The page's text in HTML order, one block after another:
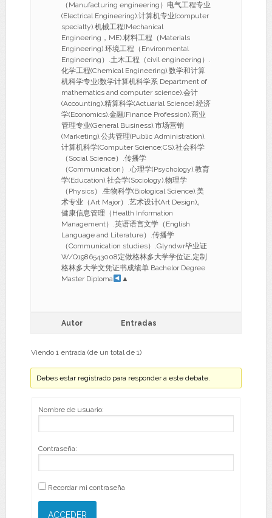
（Manufacturing engineering）电气工程专业
(Electrical Engineering).计算机专业(computer
specialty).机械工程(Mechanical
Engineering，ME).材料工程（Materials
Engineering).环境工程（Environmental
Engineering）.土木工程（civil engineering）.
化学工程(Chemical Engineering).数学和计算
机科学专业(数学计算机科学系 Department of
mathematics and computer science).会计
(Accounting).精算科学(Actuarial Science).经济
学(Economics).金融(Finance Profession).商业
管理专业(General Business).市场营销
(Marketing).公共管理(Public Administration).
计算机科学(Computer Science;CS).社会科学
（Social Science）.传播学
（Communication）.心理学(Psychology).教育
学(Education).社会学(Sociology).物理学
（Physics）.生物科学(Biological Science).美
术专业（Art Major）.艺术设计(Art Design)。
健康信息管理（Health Information
Management）.英语语言文学（English
Language and Literature）.传播学
（Communication studies）.Glyndwr毕业证
W/Q1986543008定做格林多大学学位证,定制
格林多大学文凭证书成绩单 Bachelor Degree
Master Diploma
▲
Autor Entradas
Viendo 1 entrada (de un total de 1)
Debes estar registrado para responder a este debate.
Nombre de usuario:
Contraseña:
Recordar mi contraseña
ACCEDER